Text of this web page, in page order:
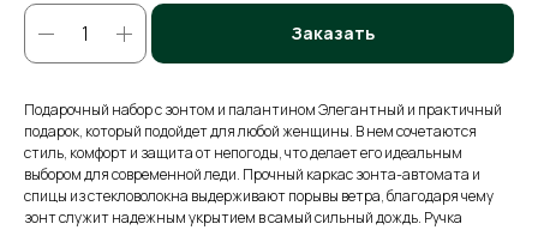
Заказать
Подарочный набор с зонтом и палантином Элегантный и практичный
подарок, который подойдет для любой женщины. В нем сочетаются
стиль, комфорт и защита от непогоды, что делает его идеальным
выбором для современной леди. Прочный каркас зонта-автомата и
спицы из стекловолокна выдерживают порывы ветра, благодаря чему
зонт служит надежным укрытием в самый сильный дождь. Ручка